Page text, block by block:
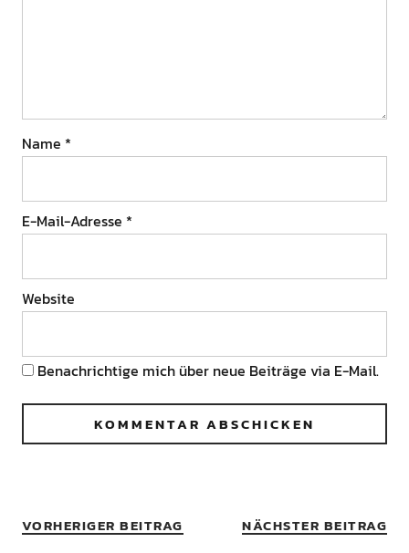
Name *
E-Mail-Adresse *
Website
Benachrichtige mich über neue Beiträge via E-Mail.
VORHERIGER BEITRAG NÄCHSTER BEITRAG